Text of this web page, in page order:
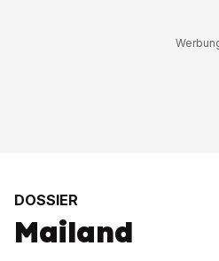
DOSSIER
Mailand